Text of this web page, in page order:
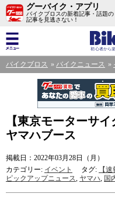
グーバイク・アプリ
バイクブロスの新着記事・話題の
記事を見逃さない！
バイクブロス バイクニュース
【東京モーターサ
ヤマハブース
掲載日：2022年03月28日（月）
カテゴリー: イベント タグ: 【
ピックアップニュース, ヤマハ, 国